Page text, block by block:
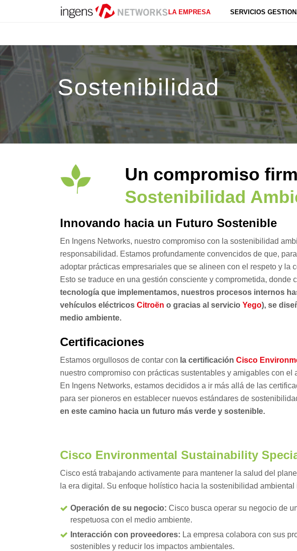
LA EMPRESA SERVICIOS
Sostenibilidad
Un compromiso
Sostenibilidad
Innovando hacia un Futuro Sostenible
En Ingens Networks, nuestro compromiso con la sostenibilidad
responsabilidad. Estamos profundamente convencidos de que,
adoptar prácticas empresariales que se alineen con el respeto y la
Esto se traduce en una gestión consciente y comprometida, donde
tecnología que implementamos, nuestros procesos internos
vehículos eléctricos Citroën o gracias al servicio Yego), se
medio ambiente.
Certificaciones
Estamos orgullosos de contar con la certificación Cisco
nuestro compromiso con prácticas sustentables y amigables con el
En Ingens Networks, estamos decididos a ir más allá de las
para ser pioneros en establecer nuevos estándares de
en este camino hacia un futuro más verde y sostenible.
Cisco Environmental Sustainability
Cisco está trabajando activamente para mantener la salud del
la era digital. Su enfoque holístico hacia la sostenibilidad ambiental
Operación de su negocio: Cisco busca operar su negocio de
respetuosa con el medio ambiente.
Interacción con proveedores: La empresa colabora con sus
sostenibles y reducir los impactos ambientales.